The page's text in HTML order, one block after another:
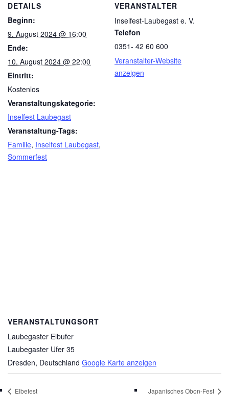
DETAILS
Beginn:
9. August 2024 @ 16:00
Ende:
10. August 2024 @ 22:00
Eintritt:
Kostenlos
Veranstaltungskategorie:
Inselfest Laubegast
Veranstaltung-Tags:
Familie, Inselfest Laubegast,
Sommerfest
VERANSTALTER
Inselfest-Laubegast e. V.
Telefon
0351- 42 60 600
Veranstalter-Website
anzeigen
VERANSTALTUNGSORT
Laubegaster Elbufer
Laubegaster Ufer 35
Dresden, Deutschland Google Karte anzeigen
Elbefest Japanisches Obon-Fest